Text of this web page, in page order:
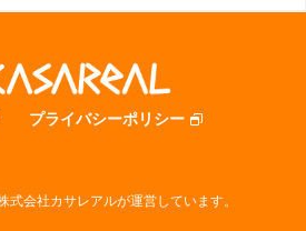
プライバシーポリシー
式会社カサレアルが運営しています。